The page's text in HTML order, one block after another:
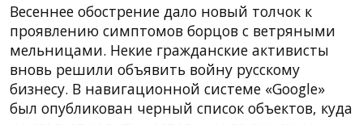
Весеннее обострение дало новый толчок к
проявлению симптомов борцов с ветряными
мельницами. Некие гражданские активисты
вновь решили объявить войну русскому
бизнесу. В навигационной системе «Google»
был опубликован черный список объектов, куда